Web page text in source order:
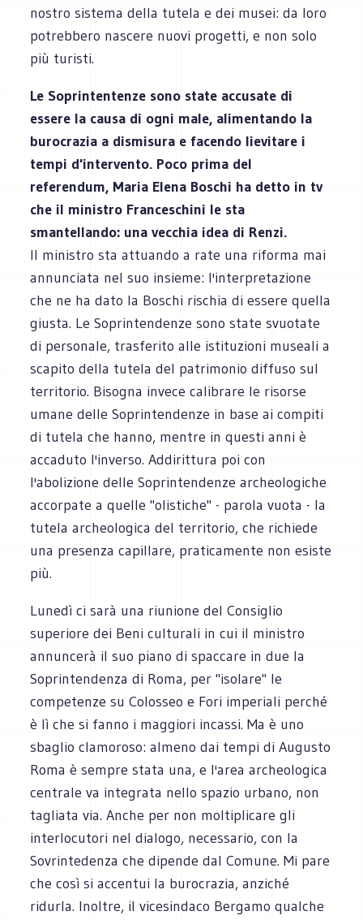
nostro sistema della tutela e dei musei: da loro
potrebbero nascere nuovi progetti, e non solo
più turisti.
Le Soprintentenze sono state accusate di
essere la causa di ogni male, alimentando la
burocrazia a dismisura e facendo lievitare i
tempi d'intervento. Poco prima del
referendum, Maria Elena Boschi ha detto in tv
che il ministro Franceschini le sta
smantellando: una vecchia idea di Renzi.
Il ministro sta attuando a rate una riforma mai
annunciata nel suo insieme: l'interpretazione
che ne ha dato la Boschi rischia di essere quella
giusta. Le Soprintendenze sono state svuotate
di personale, trasferito alle istituzioni museali a
scapito della tutela del patrimonio diffuso sul
territorio. Bisogna invece calibrare le risorse
umane delle Soprintendenze in base ai compiti
di tutela che hanno, mentre in questi anni è
accaduto l'inverso. Addirittura poi con
l'abolizione delle Soprintendenze archeologiche
accorpate a quelle "olistiche" - parola vuota - la
tutela archeologica del territorio, che richiede
una presenza capillare, praticamente non esiste
più.
Lunedì ci sarà una riunione del Consiglio
superiore dei Beni culturali in cui il ministro
annuncerà il suo piano di spaccare in due la
Soprintendenza di Roma, per "isolare" le
competenze su Colosseo e Fori imperiali perché
è lì che si fanno i maggiori incassi. Ma è uno
sbaglio clamoroso: almeno dai tempi di Augusto
Roma è sempre stata una, e l'area archeologica
centrale va integrata nello spazio urbano, non
tagliata via. Anche per non moltiplicare gli
interlocutori nel dialogo, necessario, con la
Sovrintedenza che dipende dal Comune. Mi pare
che così si accentui la burocrazia, anziché
ridurla. Inoltre, il vicesindaco Bergamo qualche